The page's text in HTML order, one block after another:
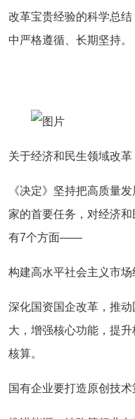
改革宝贵经验的科学总
中严格遵循、长期坚
关于经济和民生领域
《决定》坚持把高质量
家的首要任务，对经济
有7个方面——
构建高水平社会主义市
深化国资国企改革，推
大，增强核心功能，提
核算。
国有企业要打造原创